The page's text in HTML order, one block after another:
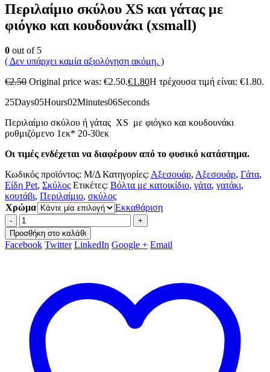
Περιλαίμιο σκύλου XS και γάτας με
φιόγκο και κουδουνάκι (xsmall)
0 out of 5
( Δεν υπάρχει καμία αξιολόγηση ακόμη. )
€2.50 Original price was: €2.50.€1.80Η τρέχουσα τιμή είναι: €1.80.
25Days05Hours02Minutes06Seconds
Περιλαίμιο σκύλου ή γάτας XS με φιόγκο και κουδουνάκι
ρυθμιζόμενο 1εκ* 20-30εκ
Οι τιμές ενδέχεται να διαφέρουν από το φυσικό κατάστημα.
Κωδικός προϊόντος: Μ/Δ Κατηγορίες: Αξεσουάρ, Αξεσουάρ, Γάτα,
Είδη Pet, Σκύλος Ετικέτες: Βόλτα με κατοικίδιο, γάτα, γατάκι,
κουτάβι, Περιλαίμιο, σκύλος
Χρώμα
Εκκαθάριση
-
+
Προσθήκη στο καλάθι
Facebook Twitter LinkedIn Google + Email